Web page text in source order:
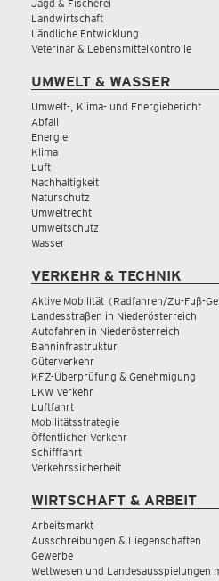
Jagd & Fischerei
Landwirtschaft
Ländliche Entwicklung
Veterinär & Lebensmittelkontrolle
UMWELT & WASSER
Umwelt-, Klima- und Energiebericht
Abfall
Energie
Klima
Luft
Nachhaltigkeit
Naturschutz
Umweltrecht
Umweltschutz
Wasser
VERKEHR & TECHNIK
Aktive Mobilität (Radfahren/Zu-Fuß-
Landesstraßen in Niederösterreich
Autofahren in Niederösterreich
Bahninfrastruktur
Güterverkehr
KFZ-Überprüfung & Genehmigung
LKW Verkehr
Luftfahrt
Mobilitätsstrategie
Öffentlicher Verkehr
Schifffahrt
Verkehrssicherheit
WIRTSCHAFT & ARBEIT
Arbeitsmarkt
Ausschreibungen & Liegenschaften
Gewerbe
Wettwesen und Landesausspielungen